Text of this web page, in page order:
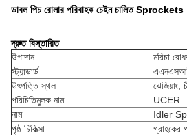
ডাবল পিচ রোলার পরিবাহক চেইন চালিত Sprockets
দ্রুত বিস্তারিত
উপাদান
মরিচা
স্ট্যান্ডার্ড
উৎপত্তি স্থল
ঝেজিয়াং,
পরিচিতিমুলক নাম
UCER
নাম
Idler
পৃষ্ঠ চিকিত্সা
গ্রাহকের